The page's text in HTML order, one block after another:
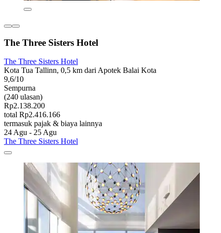
The Three Sisters Hotel
The Three Sisters Hotel
Kota Tua Tallinn, 0,5 km dari Apotek Balai Kota
9,6/10
Sempurna
(240 ulasan)
Rp2.138.200
total Rp2.416.166
termasuk pajak & biaya lainnya
24 Agu - 25 Agu
The Three Sisters Hotel